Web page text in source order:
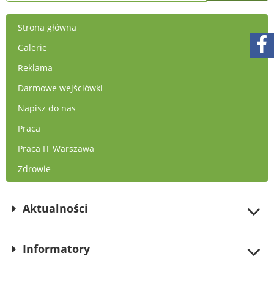
Strona główna
Galerie
Reklama
Darmowe wejściówki
Napisz do nas
Praca
Praca IT Warszawa
Zdrowie
Aktualności
Informatory